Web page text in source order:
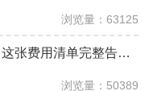
浏览量：63125
新加坡移民需要多少人民币？这张费用清单完整告诉你
浏览量：50389